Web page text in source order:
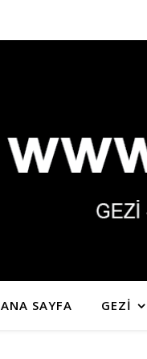
ANA SAYFA GEZİ